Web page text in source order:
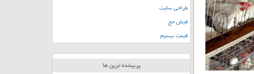
طراحی سایت
فیش حج
قیمت بیسیم
پربیننده ترین ها